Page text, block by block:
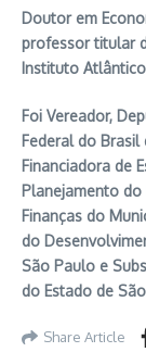
Doutor em
professor titular
Instituto
Foi Vereador,
Federal do Brasil
Financiadora de
Planejamento
Finanças do
do
São Paulo e
do Estado de
Share Article